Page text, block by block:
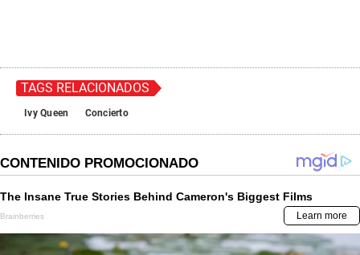
TAGS RELACIONADOS
Ivy Queen Concierto